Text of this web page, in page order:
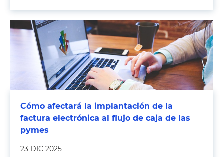
Cómo afectará la implantación de la
factura electrónica al flujo de caja de las
pymes
23 DIC 2025